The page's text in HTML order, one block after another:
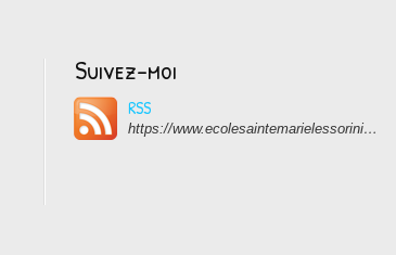
Suivez-moi
RSS
https://www.ecolesaintemarielessorinieres.com/rss